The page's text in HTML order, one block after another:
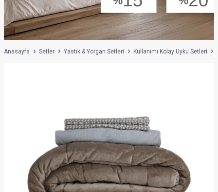
Anasayfa Setler Yastık & Yorgan Setleri Kullanımı Kolay Uyku Setleri